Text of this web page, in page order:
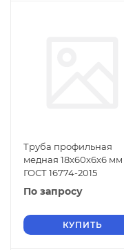
Труба профильная
медная 18x60x6x6
ГОСТ 16774-2015
По запросу
КУПИТЬ